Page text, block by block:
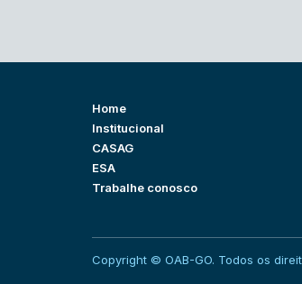
Home
Institucional
CASAG
ESA
Trabalhe conosco
Copyright © OAB-GO. Todos os